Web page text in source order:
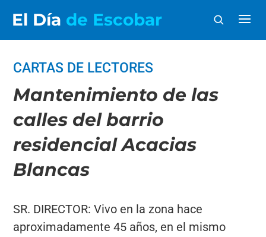
El Día de Escobar
CARTAS DE LECTORES
Mantenimiento de las
calles del barrio
residencial Acacias
Blancas
SR. DIRECTOR: Vivo en la zona hace
aproximadamente 45 años, en el mismo